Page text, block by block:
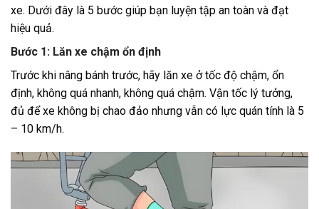
xe. Dưới đây là 5 bước giúp bạn luyện tập an toàn và đạt
hiệu quả.
Bước 1: Lăn xe chậm ổn định
Trước khi nâng bánh trước, hãy lăn xe ở tốc độ chậm, ổn
định, không quá nhanh, không quá chậm. Vận tốc lý tưởng,
đủ để xe không bị chao đảo nhưng vẫn có lực quán tính là 5
– 10 km/h.